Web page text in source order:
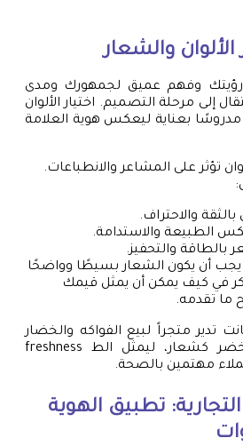
والشعار
رؤيتك وفهم عميق لجمهورك ومدى
إلى مرحلة التصميم. اختيار الألوان
بعناية ليعكس هوية العلامة
تؤثر على المشاعر والانطباعات.
بالثقة والاحتراف.
الطبيعة والاستدامة.
بالطاقة والتحفيز.
يجب أن يكون الشعار بسيطًا وواضحًا
في كيف يمكن أن يمثل قيمك
ما تقدمه.
تدير متجراً لبيع الفواكه والخضار
أنها اختارت اللون الأخضر كشعار، ليمثل الط freshness
مهتمين بالصحة.
تطبيق الهوية